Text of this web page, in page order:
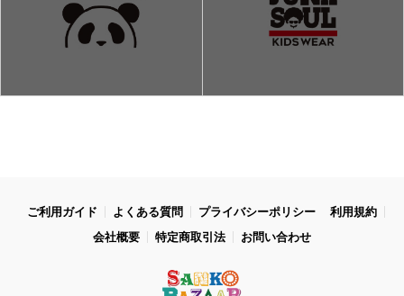
ご利用ガイド よくある質問 プライバシーポリシー
利用規約
会社概要
特定商取引法 お問い合わせ